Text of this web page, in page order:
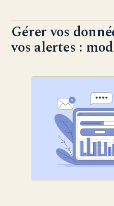
Gérer vos
vos alertes :